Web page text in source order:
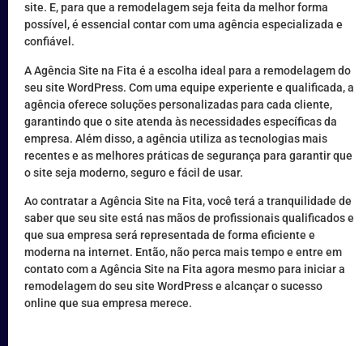
site. E, para que a remodelagem seja feita da melhor forma
possível, é essencial contar com uma agência especializada e
confiável.
A Agência Site na Fita é a escolha ideal para a remodelagem do
seu site WordPress. Com uma equipe experiente e qualificada, a
agência oferece soluções personalizadas para cada cliente,
garantindo que o site atenda às necessidades específicas da
empresa. Além disso, a agência utiliza as tecnologias mais
recentes e as melhores práticas de segurança para garantir que
o site seja moderno, seguro e fácil de usar.
Ao contratar a Agência Site na Fita, você terá a tranquilidade de
saber que seu site está nas mãos de profissionais qualificados e
que sua empresa será representada de forma eficiente e
moderna na internet. Então, não perca mais tempo e entre em
contato com a Agência Site na Fita agora mesmo para iniciar a
remodelagem do seu site WordPress e alcançar o sucesso
online que sua empresa merece.